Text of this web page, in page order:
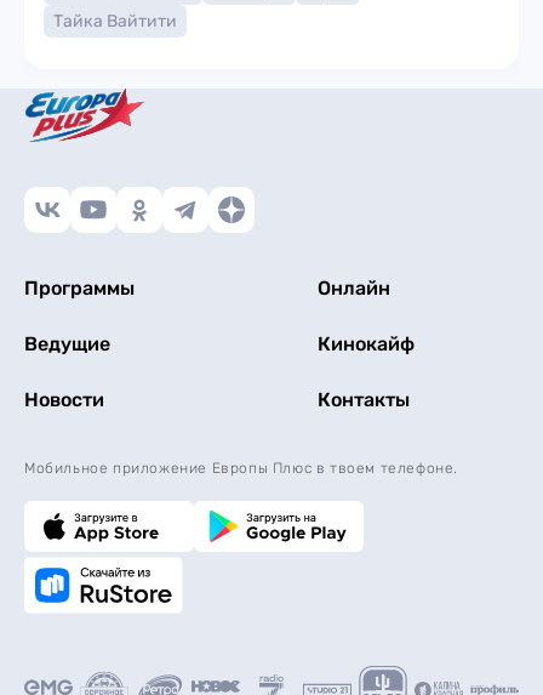
Тайка Вайтити
Программы Онлайн
Ведущие Кинокайф
Новости Контакты
Мобильное приложение Европы Плюс в твоем телефоне.